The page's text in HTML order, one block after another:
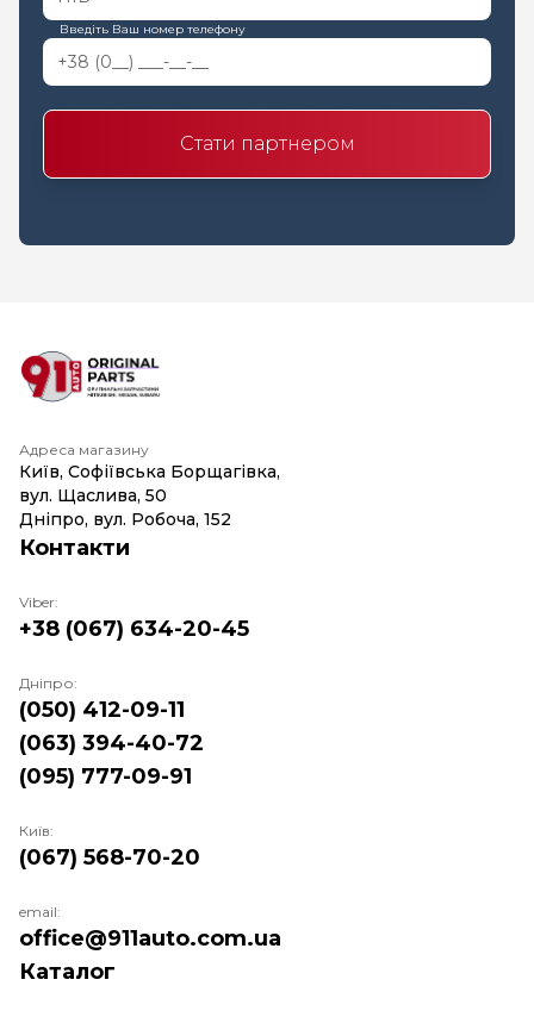
Введіть Ваш номер телефону
Стати партнером
Адреса магазину
Київ, Софіївська Борщагівка,
вул. Щаслива, 50
Дніпро, вул. Робоча, 152
Каталог
Контакти
Viber:
+38 (067) 634-20-45
Дніпро:
(050) 412-09-11
(063) 394-40-72
(095) 777-09-91
Київ:
(067) 568-70-20
email:
office@911auto.com.ua